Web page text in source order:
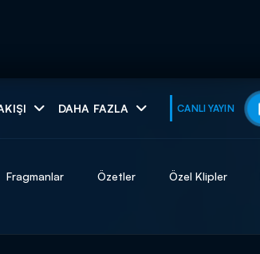
DAHA FAZLA CANLI YAYIN
muhteşem ikili
Fragmanlar Özetler Özel Klipler